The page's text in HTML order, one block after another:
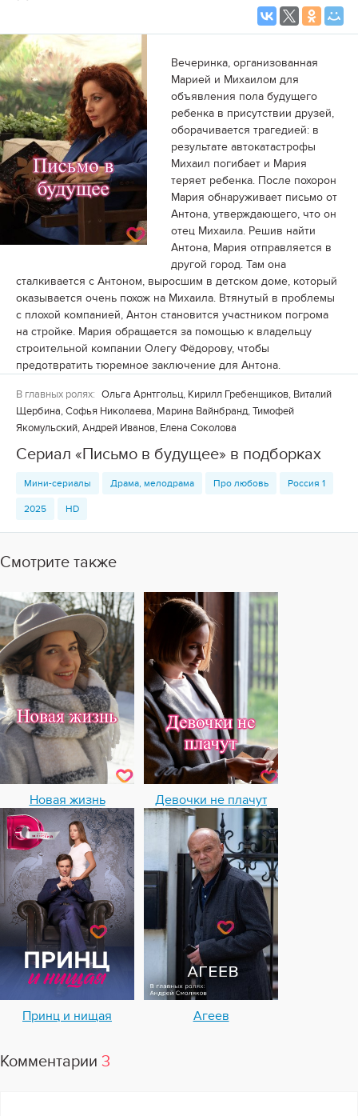
Вечеринка, организованная
Марией и Михаилом для
объявления пола будущего
ребенка в присутствии друзей,
оборачивается трагедией: в
результате автокатастрофы
Михаил погибает и Мария
теряет ребенка. После похорон
Мария обнаруживает письмо от
Антона, утверждающего, что он
отец Михаила. Решив найти
Антона, Мария отправляется в
другой город. Там она
сталкивается с Антоном, выросшим в детском доме, который
оказывается очень похож на Михаила. Втянутый в проблемы
с плохой компанией, Антон становится участником погрома
на стройке. Мария обращается за помощью к владельцу
строительной компании Олегу Фёдорову, чтобы
предотвратить тюремное заключение для Антона.
В главных ролях: Ольга Арнтгольц, Кирилл Гребенщиков, Виталий
Щербина, Софья Николаева, Марина Вайнбранд, Тимофей
Якомульский, Андрей Иванов, Елена Соколова
Сериал «Письмо в будущее» в подборках
Мини-сериалы Драма, мелодрама Про любовь Россия 1
2025 HD
Смотрите также
Новая жизнь Девочки не плачут
Принц и нищая Агеев
Комментарии 3